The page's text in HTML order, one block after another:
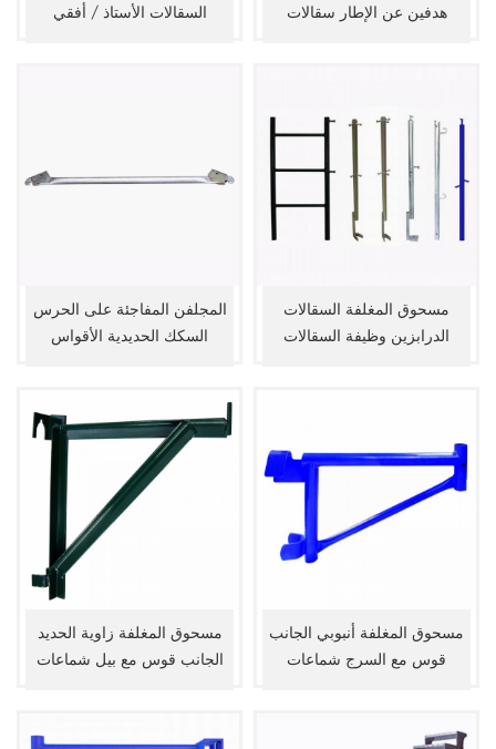
السقالات الأستاذ / أفقي هدفين عن الإطار سقالات
المجلفن المفاجئة على الحرس
السكك الحديدية الأقواس
مسحوق المغلفة السقالات
الدرابزين وظيفة السقالات
مسحوق المغلفة زاوية الحديد
الجانب قوس مع بيل شماعات
مسحوق المغلفة أنبوبي الجانب
قوس مع السرج شماعات